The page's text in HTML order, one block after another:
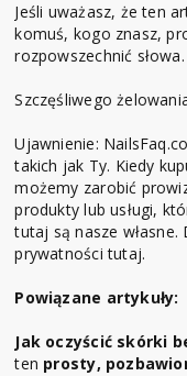
Jeśli uważasz, że ten
komuś, kogo znasz,
rozpowszechnić słowa.
Szczęśliwego
Ujawnienie:
takich jak Ty. Kiedy
możemy zarobić
produkty lub usługi,
tutaj są nasze własne.
prywatności tutaj.
Powiązane artykuły:
Jak oczyścić skórki
ten prosty,